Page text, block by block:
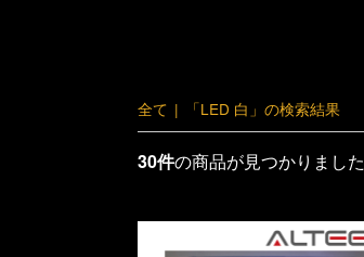
全て | 「LED 白」の検索結果
30件の商品が見つかりました